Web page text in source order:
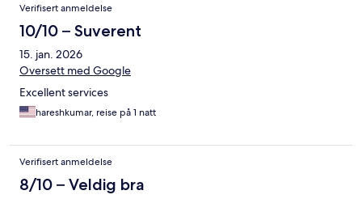
Verifisert anmeldelse
10/10 – Suverent
15. jan. 2026
Oversett med Google
Excellent services
hareshkumar, reise på 1 natt
Verifisert anmeldelse
8/10 – Veldig bra